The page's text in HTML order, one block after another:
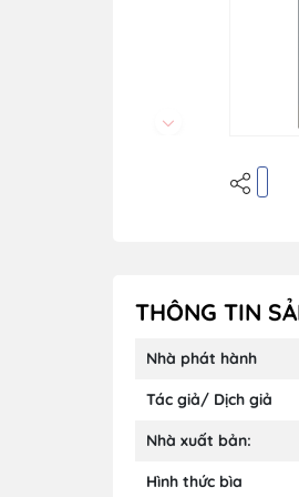
THÔNG TIN
Nhà phát hành
Tác giả/ Dịch giả
Nhà xuất bản:
Hình thức bìa